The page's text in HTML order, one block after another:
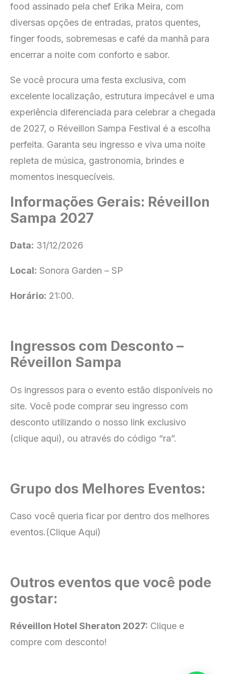
food assinado pela chef Erika Meira, com
diversas opções de entradas, pratos quentes,
finger foods, sobremesas e café da manhã para
encerrar a noite com conforto e sabor.
Se você procura uma festa exclusiva, com
excelente localização, estrutura impecável e uma
experiência diferenciada para celebrar a chegada
de 2027, o Réveillon Sampa Festival é a escolha
perfeita. Garanta seu ingresso e viva uma noite
repleta de música, gastronomia, brindes e
momentos inesquecíveis.
Informações Gerais: Réveillon
Sampa 2027
Data: 31/12/2026
Local: Sonora Garden – SP
Horário: 21:00.
Ingressos com Desconto –
Réveillon Sampa
Os ingressos para o evento estão disponíveis no
site. Você pode comprar seu ingresso com
desconto utilizando o nosso link exclusivo
(clique aqui), ou através do código “ra”.
Grupo dos Melhores Eventos:
Caso você queria ficar por dentro dos melhores
eventos.(Clique Aqui)
Outros eventos que você pode
gostar:
Réveillon Hotel Sheraton 2027: Clique e
compre com desconto!